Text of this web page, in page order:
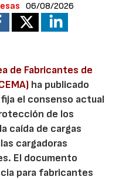
06/08/2026
de Fabricantes de
ha publicado
fija el consenso actual
de los
caída de cargas
cargadoras
El documento
para fabricantes